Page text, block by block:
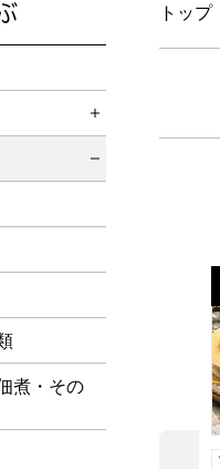
トップ
詳細を開く
煮・その